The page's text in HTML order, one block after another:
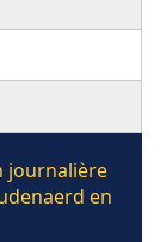
journalière
en